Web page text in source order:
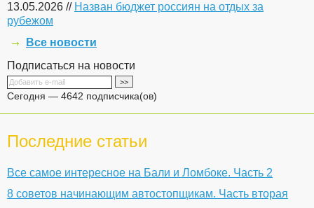
13.05.2026 // Назван бюджет россиян на отдых за
рубежом
Все новости
Подписаться на новости
Сегодня — 4642 подписчика(ов)
Последние статьи
Все самое интересное на Бали и Ломбоке. Часть 2
8 советов начинающим автостопщикам. Часть вторая